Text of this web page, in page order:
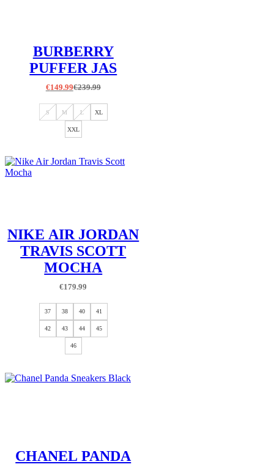
BURBERRY
PUFFER JAS
€239.99
€149.99
S M L XL
XXL
NIKE AIR JORDAN
TRAVIS SCOTT
MOCHA
€179.99
37 38 40 41
42 43 44 45
46
CHANEL PANDA